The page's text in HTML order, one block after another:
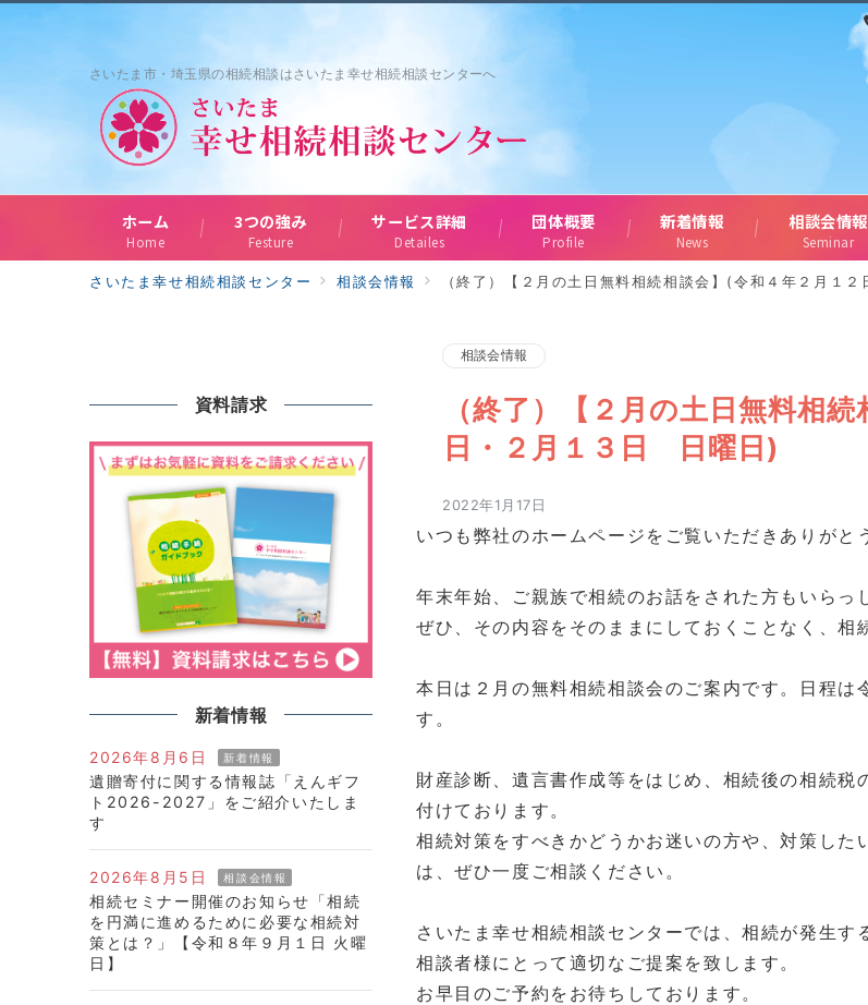
さいたま市・埼玉県の相続相談はさいたま幸せ相続相談センターへ
ホーム
Home
3つの強み
Festure
サービス詳細
Detailes
団体概要
Profile
新着情報
News
相談会情報
Seminar
さいたま幸せ相続相談センター 相談会情報 （終了）【２月の土日無料相続相談会】(令和４年２月
相談会情報
（終了）【２月の土日無料相
日・２月１３日 日曜日)
2022年1月17日
いつも弊社のホームページをご覧いただきありがと
年末年始、ご親族で相続のお話をされた方もいらっ
ぜひ、その内容をそのままにしておくことなく、相
本日は２月の無料相続相談会のご案内です。日程
す。
財産診断、遺言書作成等をはじめ、相続後の相続
付けております。
相続対策をすべきかどうかお迷いの方や、対策し
は、ぜひ一度ご相談ください。
さいたま幸せ相続相談センターでは、相続が発生
相談者様にとって適切なご提案を致します。
お早目のご予約をお待ちしております。
資料請求
新着情報
2026年8月6日 新着情報
遺贈寄付に関する情報誌「えんギフ
ト2026-2027」をご紹介いたしま
す
2026年8月5日 相談会情報
相続セミナー開催のお知らせ「相続
を円満に進めるために必要な相続対
策とは？」【令和８年９月１日 火曜
日】